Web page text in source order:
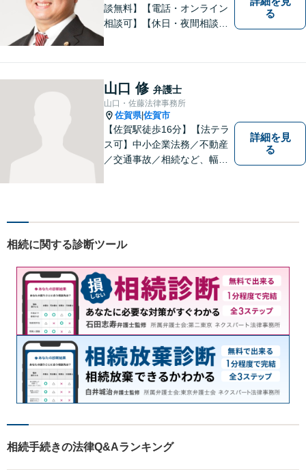
談無料】【電話・オンライン
相談可】【休日・夜間相談
る
山口 修 弁護士
山口・佐藤法律事務所
佐賀県|佐賀市
【佐賀駅徒歩16分】【法テラ
ス可】中小企業法務／不動産
／交通事故／相続など、幅広
す。まずはお気軽にご相談く
詳細を見
る
相続に関する診断ツール
相続手続きの法律Q&Aランキング